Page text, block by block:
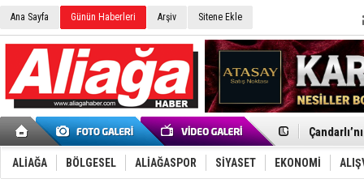
Ana Sayfa Günün Haberleri Arşiv Sitene Ekle
Menemen
Furkan
Chp
AK Parti
ALİAĞA BÖLGESEL ALİAĞASPOR SİYASET EKONOMİ